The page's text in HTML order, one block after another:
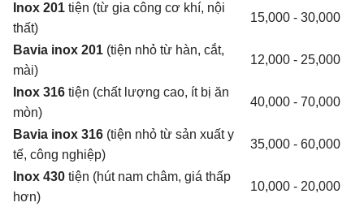
Inox 201 tiện (từ gia công cơ khí, nội
thất)
15,000 - 30,000
Bavia inox 201 (tiện nhỏ từ hàn, cắt,
mài)
12,000 - 25,000
Inox 316 tiện (chất lượng cao, ít bị ăn
mòn)
40,000 - 70,000
Bavia inox 316 (tiện nhỏ từ sản xuất y
tế, công nghiệp)
35,000 - 60,000
Inox 430 tiện (hút nam châm, giá thấp
hơn)
10,000 - 20,000